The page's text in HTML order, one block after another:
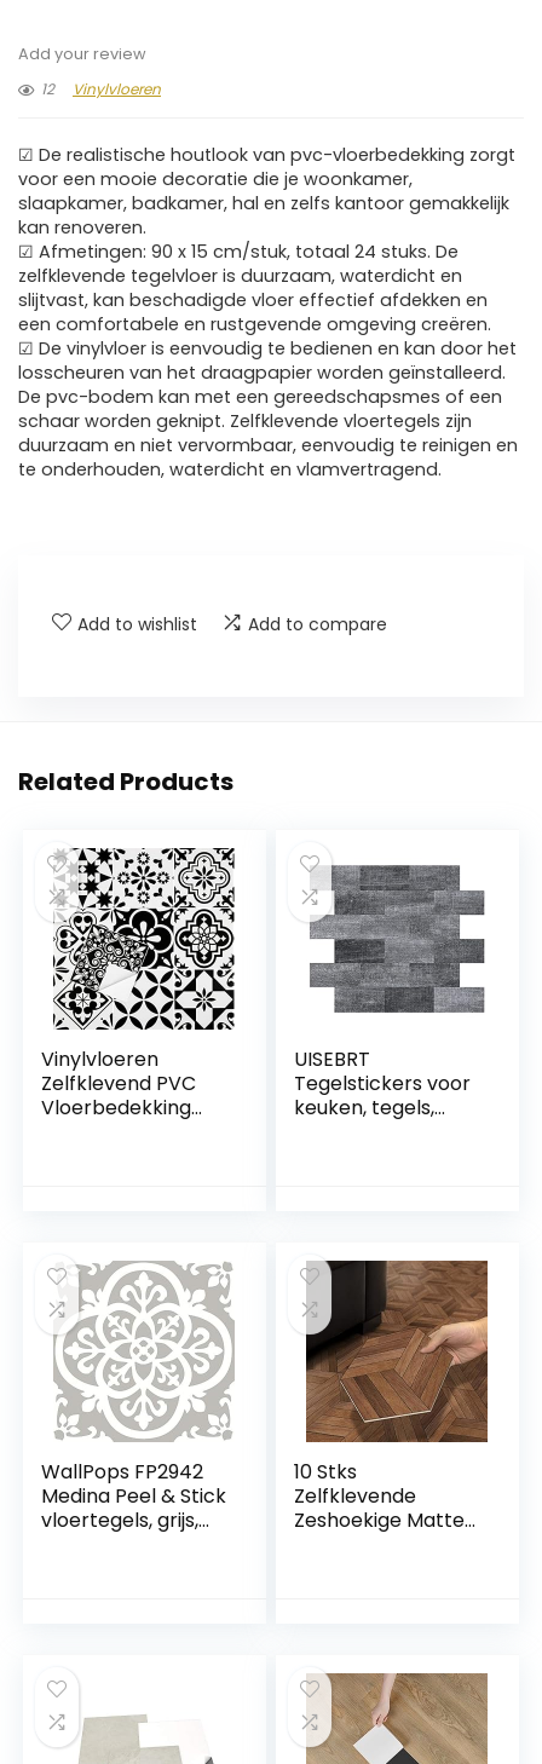
Add your review
12
Vinylvloeren
☑ De realistische houtlook van pvc-vloerbedekking zorgt
voor een mooie decoratie die je woonkamer,
slaapkamer, badkamer, hal en zelfs kantoor gemakkelijk
kan renoveren.
☑ Afmetingen: 90 x 15 cm/stuk, totaal 24 stuks. De
zelfklevende tegelvloer is duurzaam, waterdicht en
slijtvast, kan beschadigde vloer effectief afdekken en
een comfortabele en rustgevende omgeving creëren.
☑ De vinylvloer is eenvoudig te bedienen en kan door het
losscheuren van het draagpapier worden geïnstalleerd.
De pvc-bodem kan met een gereedschapsmes of een
schaar worden geknipt. Zelfklevende vloertegels zijn
duurzaam en niet vervormbaar, eenvoudig te reinigen en
te onderhouden, waterdicht en vlamvertragend.
Add to wishlist Add to compare
Related Products
Vinylvloeren
Zelfklevend PVC
Vloerbedekking
pcs
UISEBRT
Tegelstickers voor
keuken, tegels,
x 29 cm, voor
badkamer,
wastafel, open
haard
WallPops FP2942
Medina Peel & Stick
vloertegels, grijs,
10 Stks
Zelfklevende
Zeshoekige Matte
Overdracht, 20
cmx23 cm/8 inchx9
inch, Walnoot